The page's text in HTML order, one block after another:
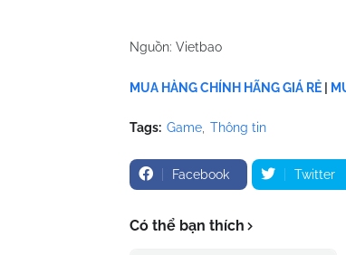
Nguồn: Vietbao
MUA HÀNG CHÍNH HÃNG GIÁ RẺ
Tags: Game Thông tin
Facebook Twitter
Có thể bạn thích